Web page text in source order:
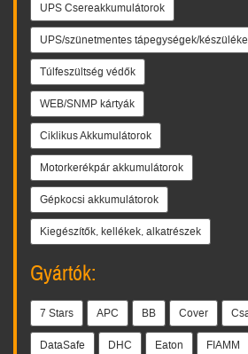
UPS Csereakkumulátorok
UPS/szünetmentes tápegységek/
Túlfeszültség védők
WEB/SNMP kártyák
Ciklikus Akkumulátorok
Motorkerékpár akkumulátorok
Gépkocsi akkumulátorok
Kiegészítők, kellékek, alkatrészek
Gyártók:
7 Stars APC BB Cover
DataSafe DHC Eaton FIAMM